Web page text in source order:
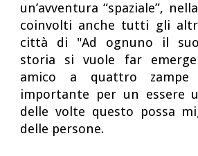
un’avventura “spaziale”,
coinvolti anche tutti gli
città di "Ad ognuno il
storia si vuole far
amico a quattro zampe
importante per un essere
delle volte questo possa
delle persone.